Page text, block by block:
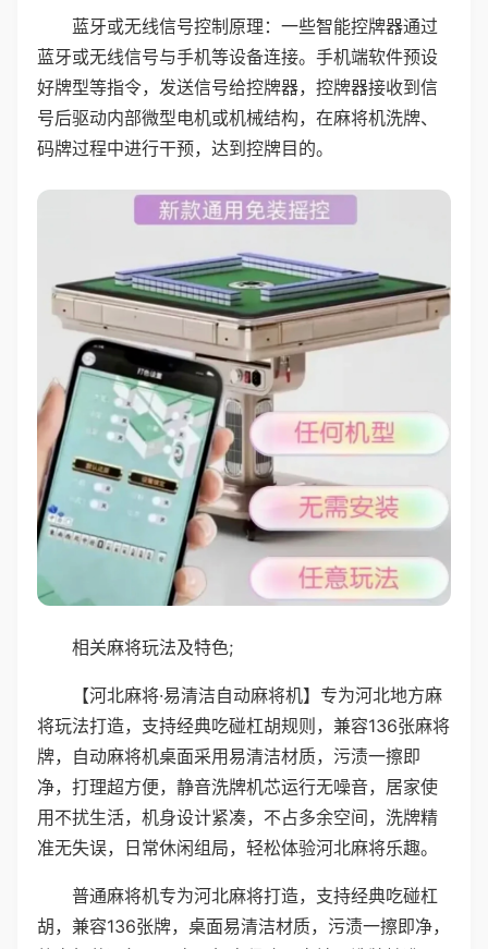
蓝牙或无线信号控制原理：一些智能控牌器通过
蓝牙或无线信号与手机等设备连接。手机端软件预设
好牌型等指令，发送信号给控牌器，控牌器接收到信
号后驱动内部微型电机或机械结构，在麻将机洗牌、
码牌过程中进行干预，达到控牌目的。
相关麻将玩法及特色;
【河北麻将·易清洁自动麻将机】专为河北地方麻
将玩法打造，支持经典吃碰杠胡规则，兼容136张麻将
牌，自动麻将机桌面采用易清洁材质，污渍一擦即
净，打理超方便，静音洗牌机芯运行无噪音，居家使
用不扰生活，机身设计紧凑，不占多余空间，洗牌精
准无失误，日常休闲组局，轻松体验河北麻将乐趣。
普通麻将机专为河北麻将打造，支持经典吃碰杠
胡，兼容136张牌，桌面易清洁材质，污渍一擦即净，